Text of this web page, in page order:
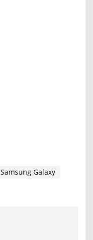
Samsung Galaxy